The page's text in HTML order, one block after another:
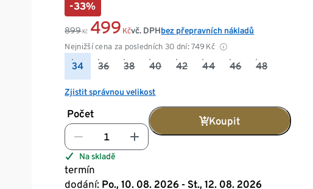
-33%
899 Kč 499 Kč
Nejnižší cena za posledních 30 dní: 749 Kč
vč. DPHbez přepravních nákladů
34 36 38 40 42 44 46 48
Zjistit správnou velikost
Počet
Koupit
Na skladě
termín
dodání: Po., 10. 08. 2026 - St., 12. 08. 2026